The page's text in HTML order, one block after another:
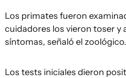
Los primates fueron
cuidadores los vieron toser y
síntomas, señaló el zoológico.
Los tests iniciales dieron